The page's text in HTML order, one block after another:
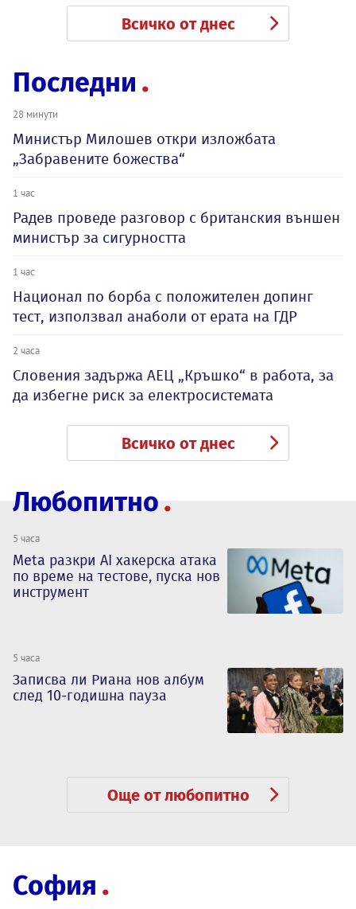
Всичко от днес
Последни
28 минути
Министър Милошев откри изложбата
„Забравените божества“
1 час
Радев проведе разговор с британския външен
министър за сигурността
1 час
Национал по борба с положителен допинг
тест, използвал анаболи от ерата на ГДР
2 часа
Словения задържа АЕЦ „Кръшко“ в работа, за
да избегне риск за електросистемата
Всичко от днес
Любопитно
5 часа
Meta разкри AI хакерска атака
по време на тестове, пуска нов
инструмент
5 часа
Записва ли Риана нов албум
след 10-годишна пауза
Още от любопитно
София